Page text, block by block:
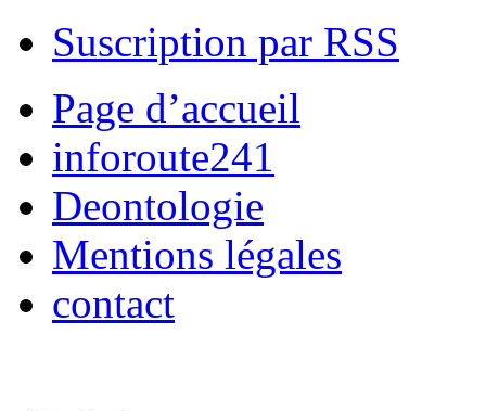
Suscription par RSS
Page d’accueil
inforoute241
Deontologie
Mentions légales
contact